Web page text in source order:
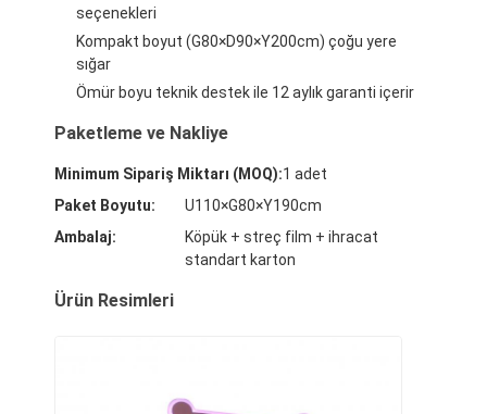
Fabrika turu
Kalite Kontrolü
Haberler
Bir İndirim İste
Oyuncak Pençeler Makinesi
çekiç vurma oyun makinesi
seçenekleri
Kompakt boyut (G80×D90×Y200cm) çoğu yere
sığar
Ömür boyu teknik destek ile 12 aylık garanti içerir
Paketleme ve Nakliye
Minimum Sipariş Miktarı (MOQ):1 adet
Paket Boyutu:
U110×G80×Y190cm
Ambalaj:
Köpük + streç film + ihracat
standart karton
Ürün Resimleri